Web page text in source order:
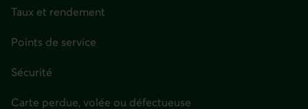
Taux et rendement
Points de service
Sécurité
Carte perdue, volée ou défectueuse